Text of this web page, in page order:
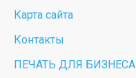
Карта сайта
Контакты
ПЕЧАТЬ ДЛЯ БИЗНЕСА